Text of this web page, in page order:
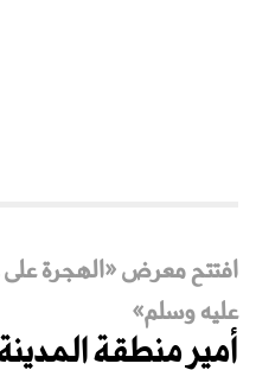
افتتح معرض «الهجرة
عليه وسلم»
أمير منطقة